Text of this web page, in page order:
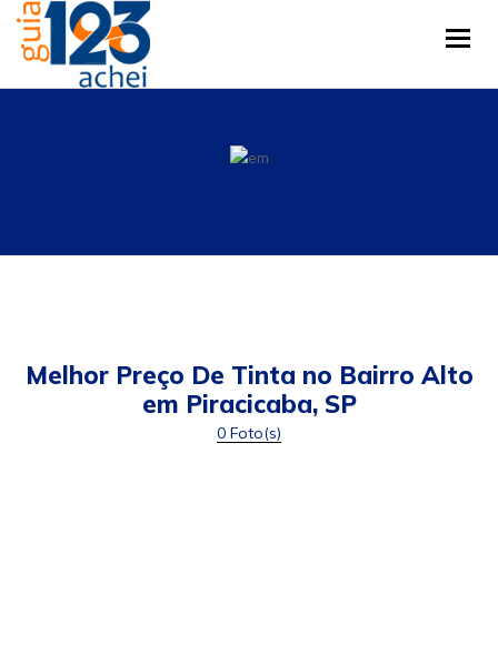
Melhor Preço De Tinta no Bairro Alto
em Piracicaba, SP
0 Foto(s)